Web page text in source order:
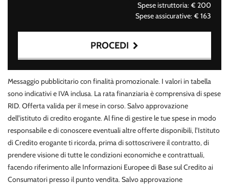
Spese istruttoria: € 200
Spese assicurative: € 163
PROCEDI
Contattaci
Messaggio pubblicitario con finalità promozionale. I valori in tabella
sono indicativi e IVA inclusa. La rata finanziaria è comprensiva di spese
RID. Offerta valida per il mese in corso. Salvo approvazione
dell'istituto di credito erogante. Al fine di gestire le tue spese in modo
responsabile e di conoscere eventuali altre offerte disponibili, l'Istituto
di Credito erogante ti ricorda, prima di sottoscrivere il contratto, di
prendere visione di tutte le condizioni economiche e contrattuali,
facendo riferimento alle Informazioni Europee di Base sul Credito ai
Consumatori presso il punto vendita. Salvo approvazione